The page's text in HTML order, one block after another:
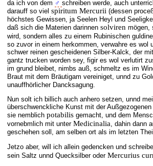
da ich von dem ♂ schreiben werde, auch
darauff so viel spiritum Mercurii (dessen
höchstes Gewissen, ja Seelen Heyl und
daß sich die Materien darinnen solviren mögen,
wird, sondern alles zu einem Rubinischen
so zuvor in einem herkommen, verwahre es
schwer reinen gescheidenen Silber-Kalck, der
gantz trucken worden sey, figir es wol verlutirt
im grund bleibet, nimbs auß, schmeltz es im
Braut mit dem Bräutigam vereiniget, unnd zu
unauffhörlicher Dancksagung.
Nun solt ich billich auch anhero setzen, unnd
überschwenckliche Kunst mit der
sie nemblich potabilis gemacht, und dem
vornebmlich mit unter Medicinalia, dahin dann
geschehen soll, am selben ort als im letzten
Jetzo aber, will ich allein gedencken und
sein Saltz unnd Quecksilber oder Mercurius